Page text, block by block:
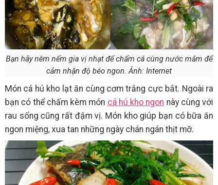
Bạn hãy nêm nếm gia vị nhạt để chấm cá cùng nước mắm để
cảm nhận độ béo ngon. Ảnh: Internet
Món cá hú kho lạt ăn cùng cơm trắng cực bắt. Ngoài ra
bạn có thể chấm kèm món cá hú kho ngon này cùng với
rau sống cũng rất đậm vị. Món kho giúp bạn có bữa ăn
ngon miệng, xua tan những ngày chán ngán thịt mỡ.